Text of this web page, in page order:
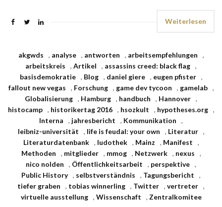
Weiterlesen
akgwds , analyse , antworten , arbeitsempfehlungen
,
arbeitskreis
, Artikel , assassins creed: black flag ,
basisdemokratie
, Blog , daniel giere , eugen pfister
,
fallout new vegas
, Forschung , game dev tycoon , gamelab
,
Globalisierung , Hamburg , handbuch , Hannover ,
histocamp
, historikertag 2016 , hsozkult , hypotheses.org
,
Interna
, jahresbericht , Kommunikation
,
leibniz-universität
, life is feudal: your own , Literatur
,
Literaturdatenbank
, ludothek , Mainz , Manifest
,
Methoden
, mitglieder , mmog , Netzwerk , nexus
,
nico nolden
, Öffentlichkeitsarbeit , perspektive ,
Public History , selbstverständnis , Tagungsbericht
,
tiefer graben
, tobias winnerling , Twitter , vertreter ,
virtuelle ausstellung
, Wissenschaft , Zentralkomitee